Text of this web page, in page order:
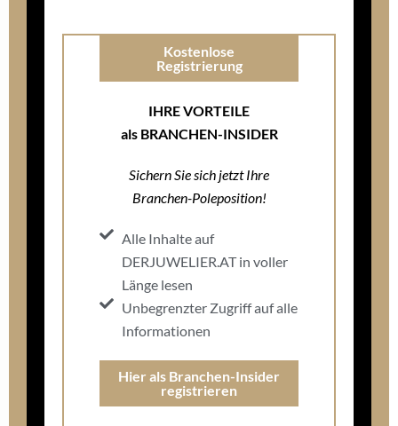
Kostenlose
Registrierung
IHRE VORTEILE
als BRANCHEN-INSIDER
Sichern Sie sich jetzt Ihre
Branchen-Poleposition!
Alle Inhalte auf
DERJUWELIER.AT in voller
Länge lesen
Unbegrenzter Zugriff auf alle
Informationen
Hier als Branchen-Insider
registrieren